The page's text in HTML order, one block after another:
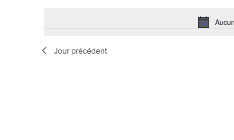
clé.
Jour précédent